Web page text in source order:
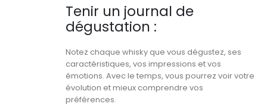
Tenir un journal de
dégustation :
Notez chaque whisky que vous dégustez, ses
caractéristiques, vos impressions et vos
émotions. Avec le temps, vous pourrez voir votre
évolution et mieux comprendre vos
préférences.